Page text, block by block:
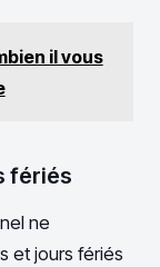
il vous
fériés
ne
et jours fériés